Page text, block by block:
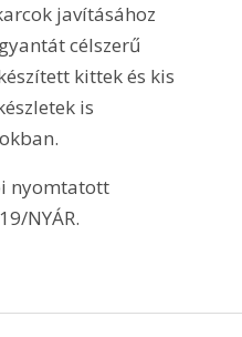
javításához
célszerű
kittek és kis
is
nyomtatott
NYÁR.